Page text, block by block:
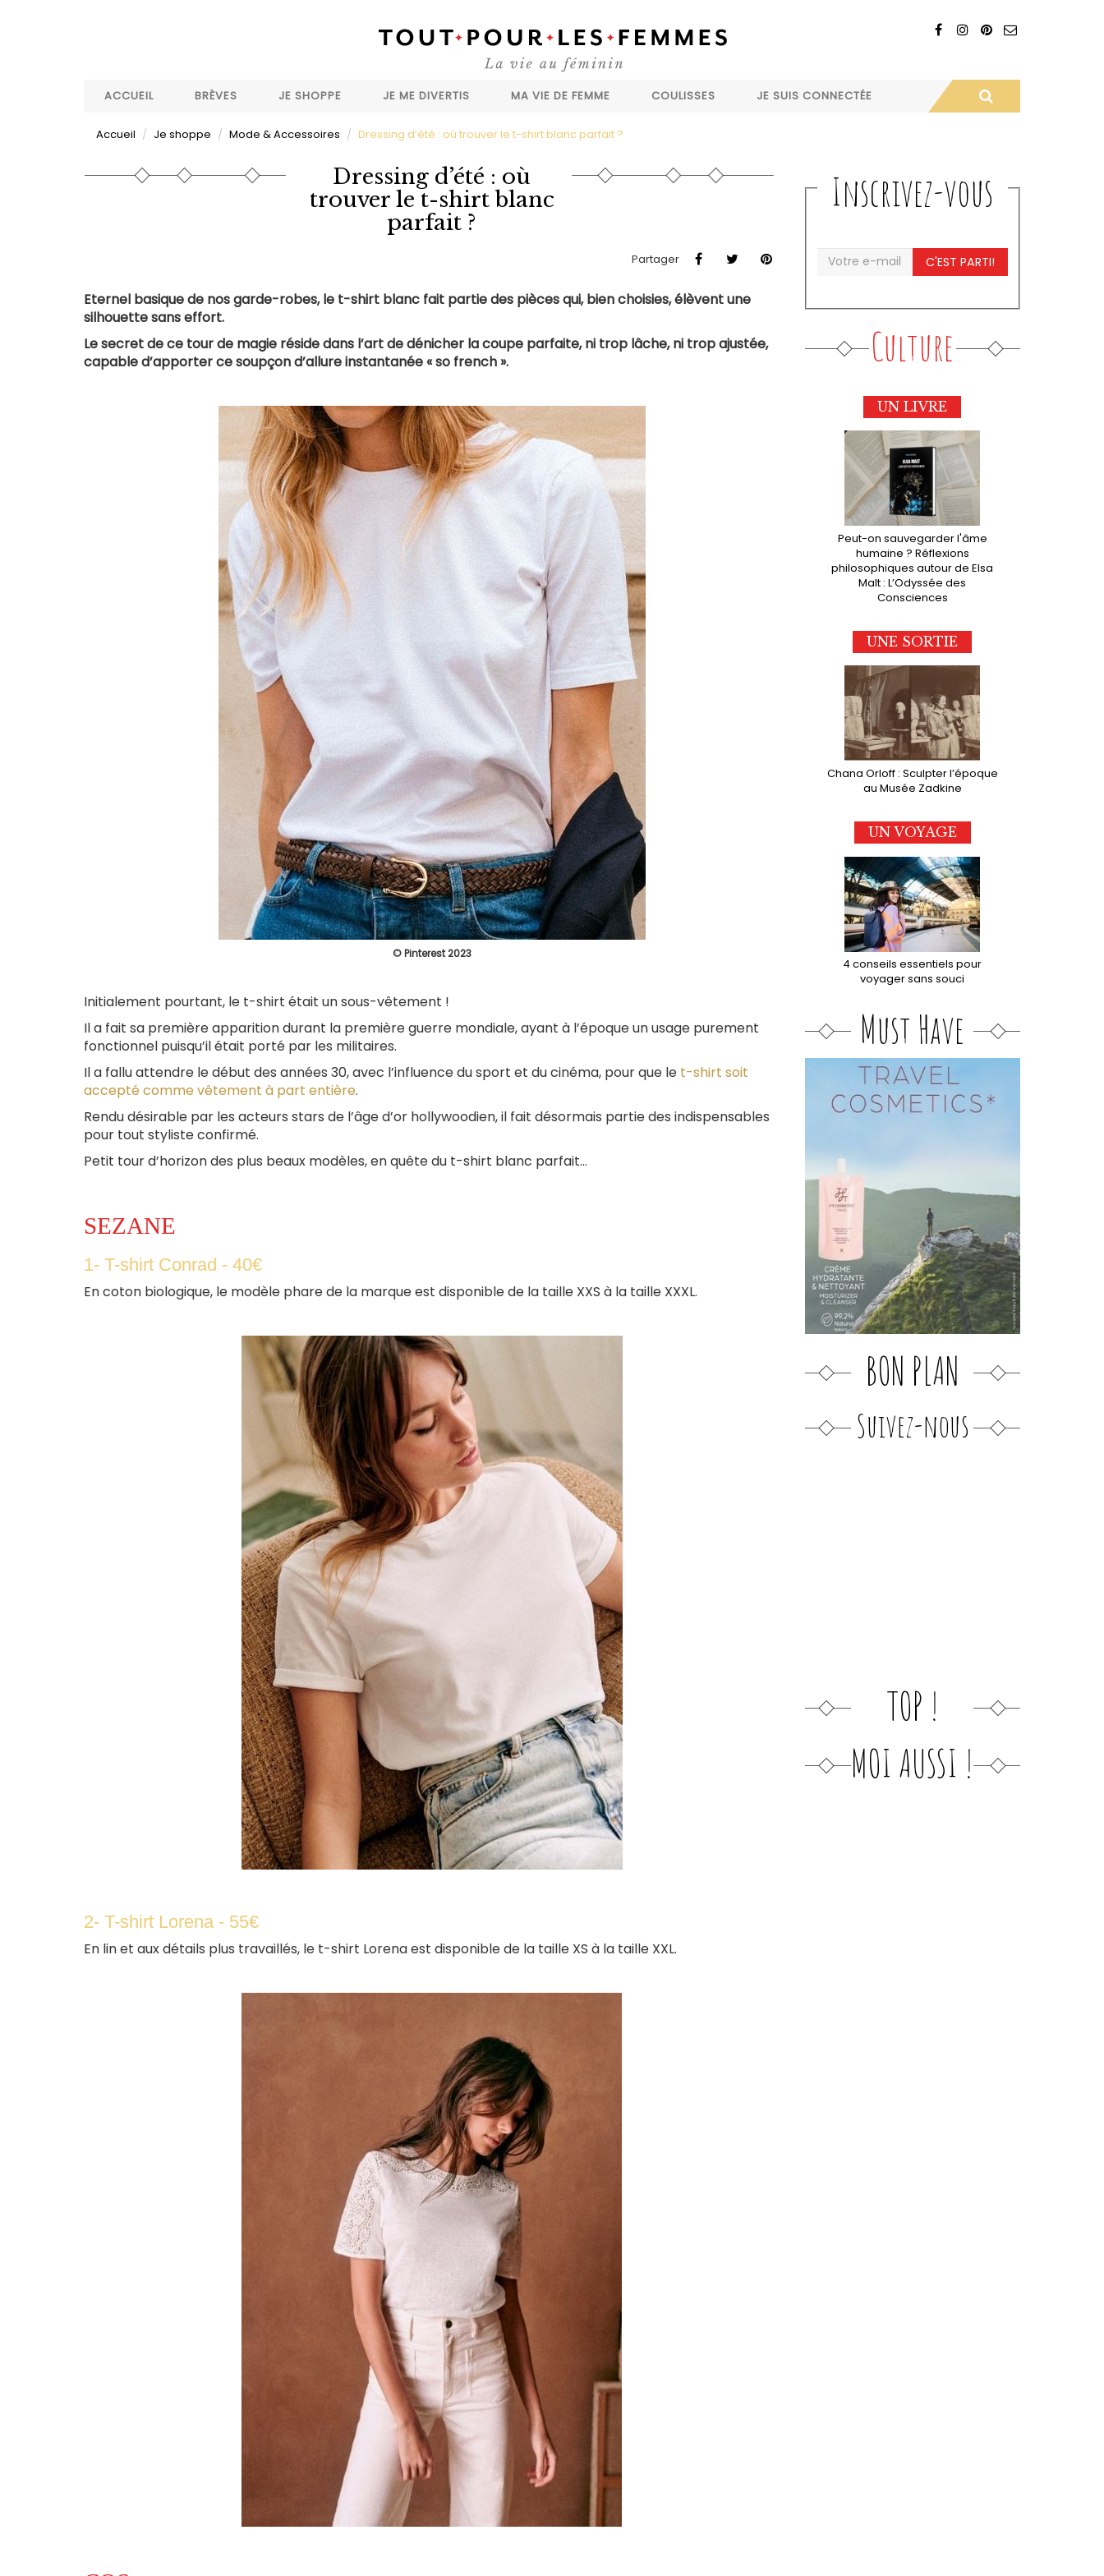
ACCUEIL
BRÈVES JE SHOPPE JE ME DIVERTIS MA VIE DE FEMME COULISSES JE SUIS CONNECTÉE
Accueil Je shoppe Mode & Accessoires Dressing d’été : où trouver le t-shirt blanc parfait ?
Dressing d’été : où
trouver le t-shirt blanc
parfait ?
Partager
Eternel basique de nos garde-robes, le t-shirt blanc fait partie des pièces qui, bien choisies, élèvent une
silhouette sans effort.
Le secret de ce tour de magie réside dans l’art de dénicher la coupe parfaite, ni trop lâche, ni trop ajustée,
capable d’apporter ce soupçon d’allure instantanée « so french ».
© Pinterest 2023
Initialement pourtant, le t-shirt était un sous-vêtement !
Il a fait sa première apparition durant la première guerre mondiale, ayant à l’époque un usage purement
fonctionnel puisqu’il était porté par les militaires.
Il a fallu attendre le début des années 30, avec l’influence du sport et du cinéma, pour que le t-shirt soit
accepté comme vêtement à part entière.
Rendu désirable par les acteurs stars de l’âge d’or hollywoodien, il fait désormais partie des indispensables
pour tout styliste confirmé.
Petit tour d’horizon des plus beaux modèles, en quête du t-shirt blanc parfait…
SEZANE
1- T-shirt Conrad - 40€
En coton biologique, le modèle phare de la marque est disponible de la taille XXS à la taille XXXL.
2- T-shirt Lorena - 55€
En lin et aux détails plus travaillés, le t-shirt Lorena est disponible de la taille XS à la taille XXL.
Inscrivez-vous
C'EST PARTI!
Culture
UN LIVRE
Peut-on sauvegarder l'âme
humaine ? Réflexions
philosophiques autour de Elsa
Malt : L’Odyssée des
Consciences
UNE SORTIE
Chana Orloff : Sculpter l’époque
au Musée Zadkine
UN VOYAGE
4 conseils essentiels pour
voyager sans souci
Must Have
BON PLAN
Suivez-nous
TOP !
MOI AUSSI !